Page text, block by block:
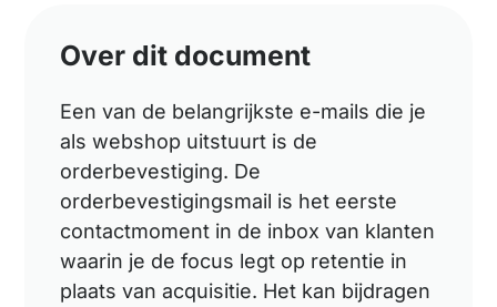
Over dit document
Een van de belangrijkste e-mails die je
als webshop uitstuurt is de
orderbevestiging. De
orderbevestigingsmail is het eerste
contactmoment in de inbox van klanten
waarin je de focus legt op retentie in
plaats van acquisitie. Het kan bijdragen